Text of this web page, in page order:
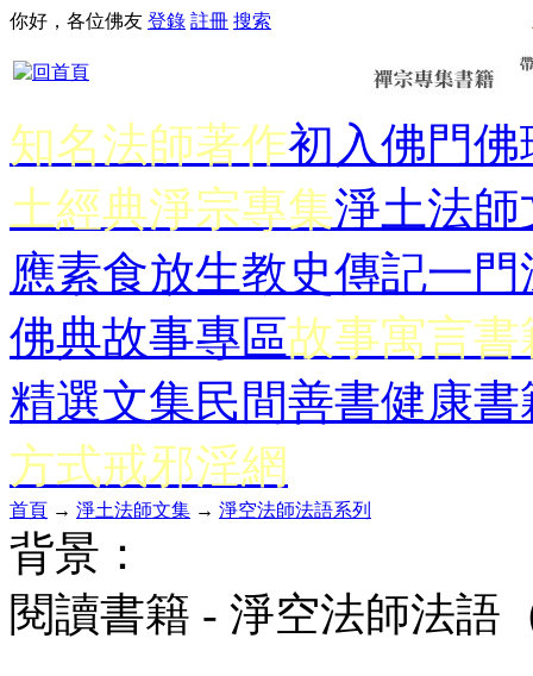
你好，各位佛友 登錄 註冊 搜索
知名法師著作初入佛門佛
土經典淨宗專集淨土法師
應素食放生教史傳記一門
佛典故事專區故事寓言書
精選文集民間善書健康書
方式戒邪淫網
首頁 → 淨土法師文集 → 淨空法師法語系列
背景：
閱讀書籍 - 淨空法師法語